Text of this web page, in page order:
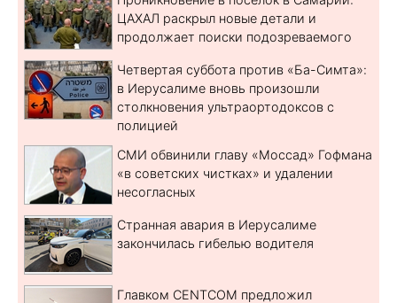
ЦАХАЛ раскрыл новые детали и
продолжает поиски подозреваемого
Четвертая суббота против «Ба-Симта»:
в Иерусалиме вновь произошли
столкновения ультраортодоксов с
полицией
СМИ обвинили главу «Моссад» Гофмана
«в советских чистках» и удалении
несогласных
Странная авария в Иерусалиме
закончилась гибелью водителя
Главком CENTCOM предложил